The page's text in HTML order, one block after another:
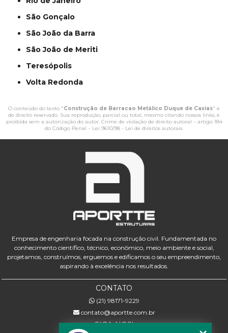
São Gonçalo
São João da Barra
São João de Meriti
Teresópolis
Volta Redonda
O conteúdo do texto "Construção de Barracao Metálico Duque de Caxias" é
de direito reservado. Sua reprodução, parcial ou total, mesmo citando nossos links, é
proibida sem a autorização do autor. Crime de violação de direito autoral – artigo 184
do Código Penal – Lei 9610/98 - Lei de direitos autorais.
Empresa de engenharia focada na construção civil. Fundamentada no
conhecimento científico, técnico, econômico, meio ambiente e social,
projetamos, construímos, erguemos e edificamos o seu empreendimento,
aspirando à excelência nos resultados.
CONTATO
(21) 98171-9229
contato@aportte.com.br
SIGA-NOS!